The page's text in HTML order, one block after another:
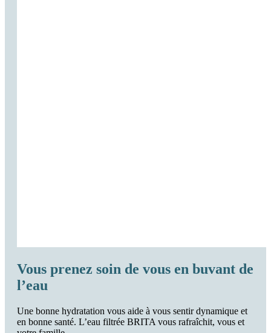
Vous prenez soin de vous en buvant de
l’eau
Une bonne hydratation vous aide à vous sentir dynamique et
en bonne santé. L’eau filtrée BRITA vous rafraîchit, vous et